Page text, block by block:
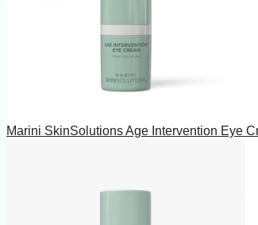
Marini SkinSolutions Age Intervention Eye